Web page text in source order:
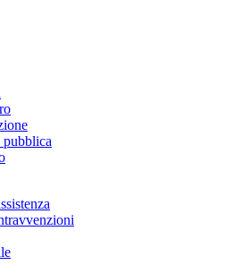
pubblica